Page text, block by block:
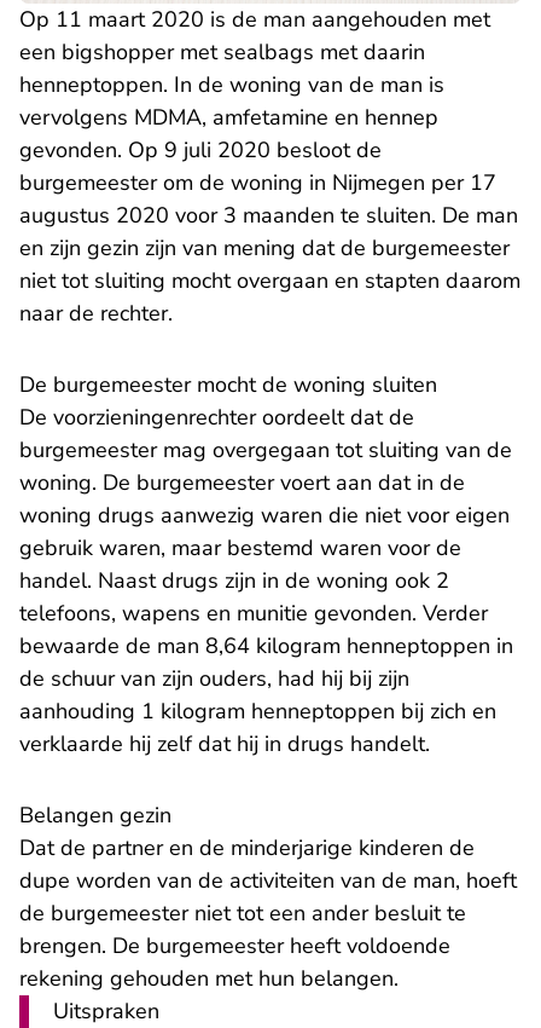
Op 11 maart 2020 is de man aangehouden met
een bigshopper met sealbags met daarin
henneptoppen. In de woning van de man is
vervolgens MDMA, amfetamine en hennep
gevonden. Op 9 juli 2020 besloot de
burgemeester om de woning in Nijmegen per 17
augustus 2020 voor 3 maanden te sluiten. De man
en zijn gezin zijn van mening dat de burgemeester
niet tot sluiting mocht overgaan en stapten daarom
naar de rechter.
De burgemeester mocht de woning sluiten
De voorzieningenrechter oordeelt dat de
burgemeester mag overgegaan tot sluiting van de
woning. De burgemeester voert aan dat in de
woning drugs aanwezig waren die niet voor eigen
gebruik waren, maar bestemd waren voor de
handel. Naast drugs zijn in de woning ook 2
telefoons, wapens en munitie gevonden. Verder
bewaarde de man 8,64 kilogram henneptoppen in
de schuur van zijn ouders, had hij bij zijn
aanhouding 1 kilogram henneptoppen bij zich en
verklaarde hij zelf dat hij in drugs handelt.
​Belangen gezin
Dat de partner en de minderjarige kinderen de
dupe worden van de activiteiten van de man, hoeft
de burgemeester niet tot een ander besluit te
brengen. De burgemeester heeft voldoende
rekening gehouden met hun belangen.
Uitspraken